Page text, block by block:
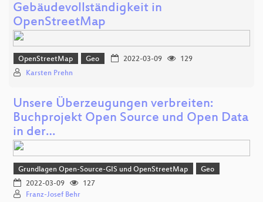
Gebäudevollständigkeit in
OpenStreetMap
OpenStreetMap Geo 2022-03-09
129
Karsten Prehn
Unsere Überzeugungen verbreiten:
Buchprojekt Open Source und Open Data
in der…
Grundlagen Open-Source-GIS und OpenStreetMap
Geo
2022-03-09
127
Franz-Josef Behr